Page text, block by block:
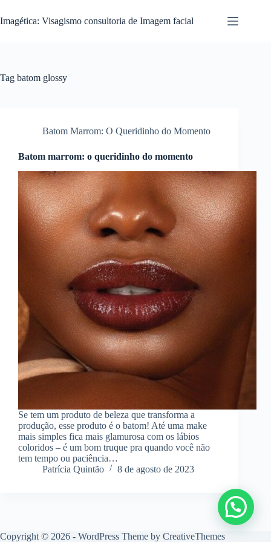
para
o
Imagética: Visagismo consultoria de Imagem facial
Tag batom glossy
Batom Marrom: O Queridinho do Momento
Batom marrom: o queridinho do momento
Se tem um produto de beleza que transforma a
produção, esse produto é o batom! Até uma make
mais simples fica mais glamurosa com os lábios
coloridos – é um bom truque pra quando você não
tem tempo ou paciência…
Patrícia Quintão
8 de agosto de 2023
Copyright © 2026 - WordPress Theme by CreativeThemes